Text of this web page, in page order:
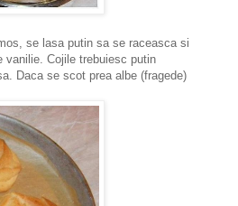
se lasa putin sa se raceasca si
vanilie. Cojile trebuiesc putin
Daca se scot prea albe (fragede)